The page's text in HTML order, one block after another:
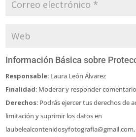
Información Básica sobre
Responsable: Laura León Álvarez
Finalidad: Moderar y responder
Derechos: Podrás ejercer tus derechos de
limitación y suprimir los datos en